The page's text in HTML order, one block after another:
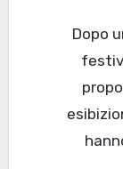
Dopo una notte insonne a causa del